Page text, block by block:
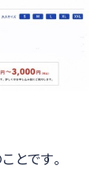
とです。